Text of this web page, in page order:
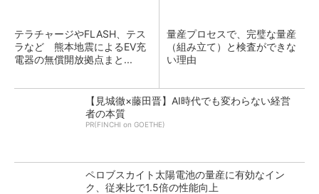
テラチャージやFLASH、テス
ラなど 熊本地震によるEV充
電器の無償開放拠点まと...
量産プロセスで、完璧な量産
（組み立て）と検査ができな
い理由
【見城徹×藤田晋】AI時代でも変わらない経営
者の本質
PR(FINCHI on GOETHE)
ペロブスカイト太陽電池の量産に有効なイン
ク、従来比で1.5倍の性能向上